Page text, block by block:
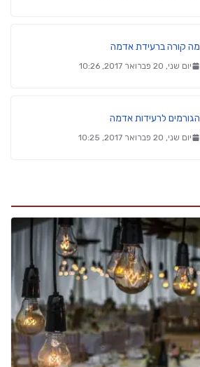
מה קורה ברעידת אדמה
יום שני, 20 פברואר 2017, 10:26
הגורמים לרעידות אדמה
יום שני, 20 פברואר 2017, 10:25